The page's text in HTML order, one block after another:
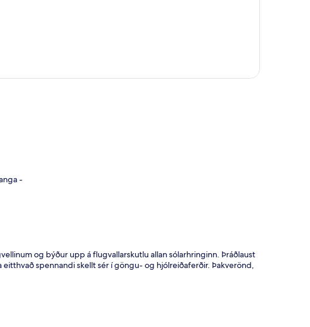
-
og býður upp á flugvallarskutlu allan sólarhringinn. Þráðlaust
spennandi skellt sér í göngu- og hjólreiðaferðir. Þakverönd,